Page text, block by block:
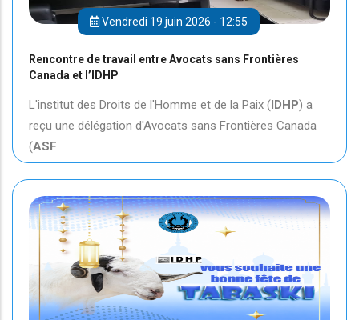
Vendredi 19 juin 2026 - 12:55
Rencontre de travail entre Avocats sans Frontières
Canada et l’IDHP
L'institut des Droits de l'Homme et de la Paix (IDHP) a
reçu une délégation d'Avocats sans Frontières Canada
(ASF